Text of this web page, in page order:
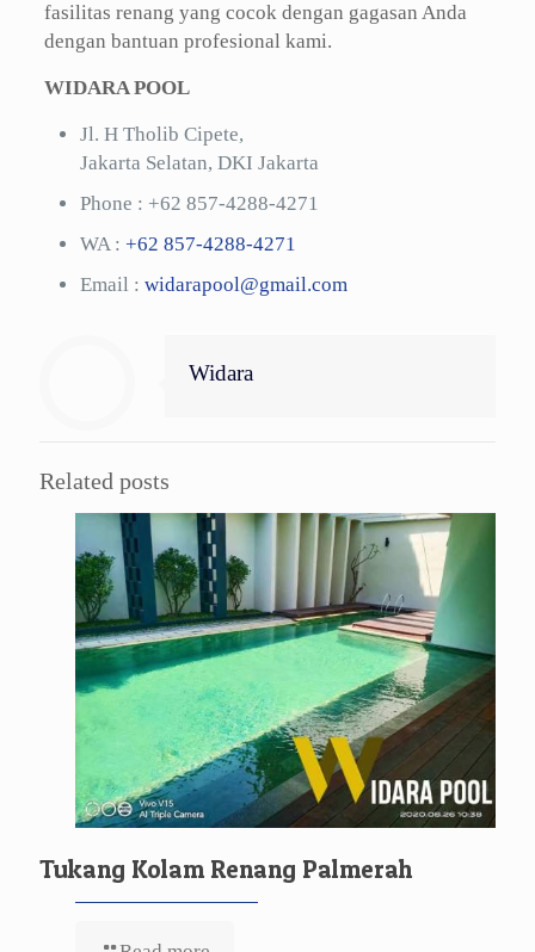
fasilitas renang yang cocok dengan gagasan Anda
dengan bantuan profesional kami.
WIDARA POOL
Jl. H Tholib Cipete,
Jakarta Selatan, DKI Jakarta
Phone : +62 857-4288-4271
WA : +62 857-4288-4271
Email : widarapool@gmail.com
Widara
Related posts
Tukang Kolam Renang Palmerah